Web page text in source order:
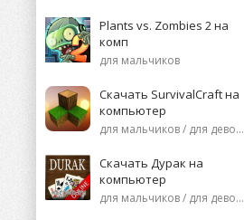
Plants vs. Zombies 2 на
комп
для мальчиков
Скачать SurvivalCraft на
компьютер
для мальчиков / для девочек
Скачать Дурак на
компьютер
для мальчиков / для девочек